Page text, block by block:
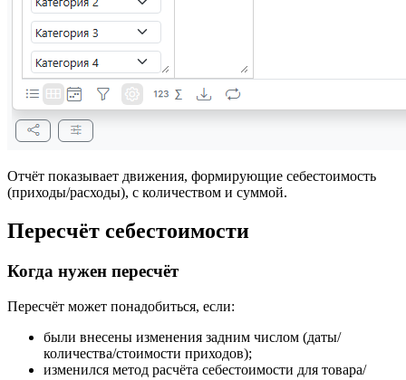
Отчёт показывает движения, формирующие себестоимость
(приходы/расходы), с количеством и суммой.
Пересчёт себестоимости
Когда нужен пересчёт
Пересчёт может понадобиться, если:
были внесены изменения задним числом (даты/
количества/стоимости приходов);
изменился метод расчёта себестоимости для товара/